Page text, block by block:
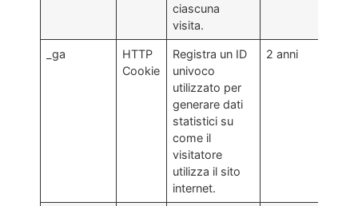
ciascuna
visita.
_ga
HTTP
Cookie
Registra un ID
univoco
utilizzato per
generare dati
statistici su
come il
visitatore
utilizza il sito
internet.
2 anni